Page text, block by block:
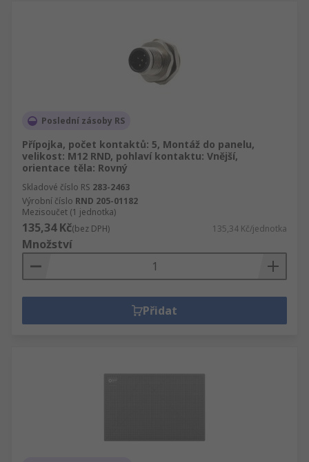
Poslední zásoby RS
Přípojka, počet kontaktů: 5, Montáž do panelu,
velikost: M12 RND, pohlaví kontaktu: Vnější,
orientace těla: Rovný
Skladové číslo RS 283-2463
Výrobní číslo RND 205-01182
Mezisoučet (1 jednotka)
135,34 Kč(bez DPH) 135,34 Kč/jednotka
Množství
Přidat